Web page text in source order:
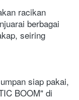
racikan
berbagai
seiring
siap pakai,
BOOM" di